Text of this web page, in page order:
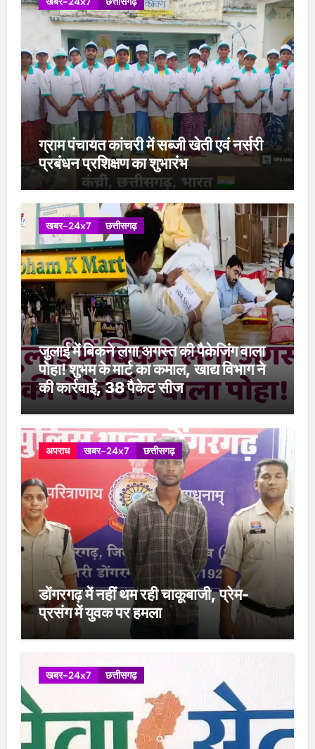
ग्राम पंचायत कांचरी में सब्जी खेती एवं नर्सरी
प्रबंधन प्रशिक्षण का शुभारंभ
खबर-24x7 छत्तीसगढ़
जुलाई में बिकने लगा अगस्त की पैकेजिंग वाला
पोहा! शुभम के मार्ट का कमाल, खाद्य विभाग ने
की कार्रवाई, 38 पैकेट सीज
अपराध खबर-24x7 छत्तीसगढ़
डोंगरगढ़ में नहीं थम रही चाकूबाजी, प्रेम-
प्रसंग में युवक पर हमला
खबर-24x7 छत्तीसगढ़